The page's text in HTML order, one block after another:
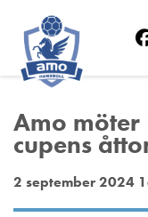
Amo möter
cupens
2 september 2024